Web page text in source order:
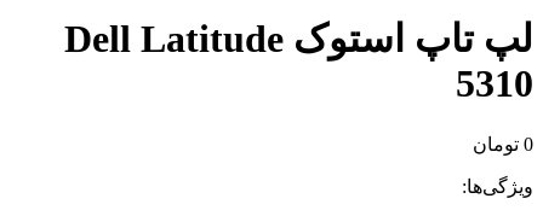
لپ تاپ استوک Dell Latitude
5310
0 تومان
ویژگی‌ها: